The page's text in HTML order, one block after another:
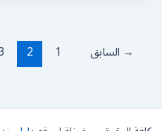
→ السابق 1
2